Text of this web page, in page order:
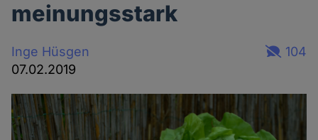
meinungsstark
Inge Hüsgen
07.02.2019
104